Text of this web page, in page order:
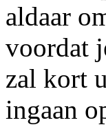
aldaar
voordat
zal kort
ingaan